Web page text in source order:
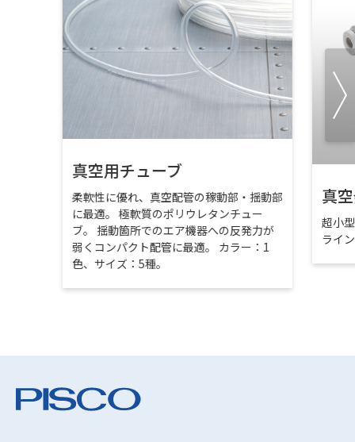
真空用チューブ
柔軟性に優れ、真空配管の稼動部・揺動部
に最適。 極軟質のポリウレタンチュー
ブ。 揺動箇所でのエア機器への反発力が
弱くコンパクト配管に最適。 カラー：1
色、サイズ：5種。
真
超小
ライ